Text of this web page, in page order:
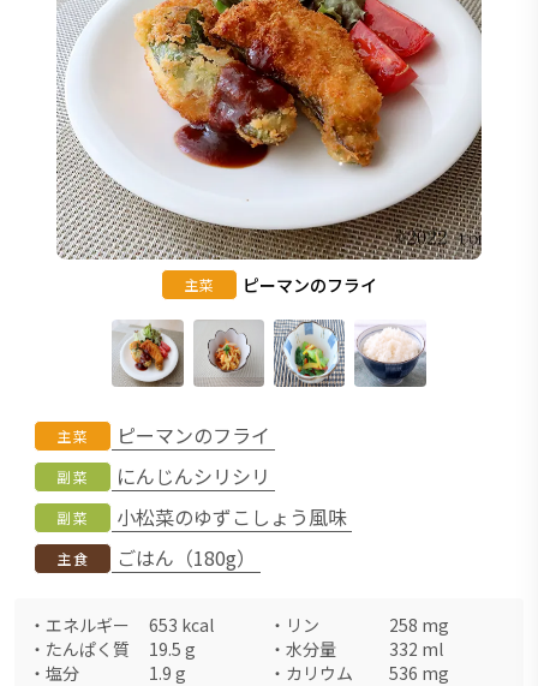
主菜 ピーマンのフライ
主菜 ピーマンのフライ
副菜 にんじんシリシリ
副菜 小松菜のゆずこしょう風味
主食 ごはん（180g）
・ エネルギー 653 kcal ・ リン 258 mg
・ たんぱく質 19.5 g ・ 水分量 332 ml
・ 塩分 1.9 g ・ カリウム 536 mg